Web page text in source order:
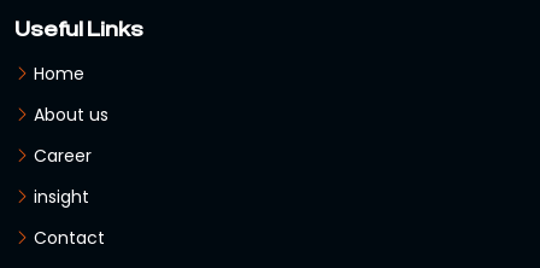
Useful Links
Home
About us
Career
insight
Contact